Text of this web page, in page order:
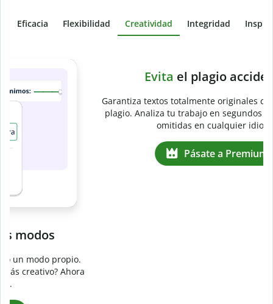
Eficacia Flexibilidad Creatividad Integridad
Garantiza textos totalmente originales con el detector de
plagio. Analiza tu trabajo en segundos e identifica citas